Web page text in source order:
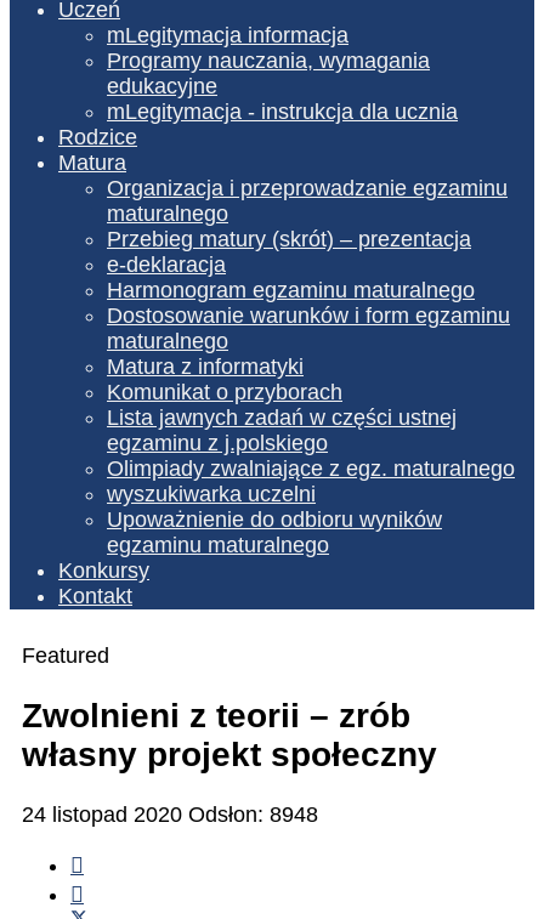
Uczeń
mLegitymacja informacja
Programy nauczania, wymagania
edukacyjne
mLegitymacja - instrukcja dla ucznia
Rodzice
Matura
Organizacja i przeprowadzanie egzaminu
maturalnego
Przebieg matury (skrót) – prezentacja
e-deklaracja
Harmonogram egzaminu maturalnego
Dostosowanie warunków i form egzaminu
maturalnego
Matura z informatyki
Komunikat o przyborach
Lista jawnych zadań w części ustnej
egzaminu z j.polskiego
Olimpiady zwalniające z egz. maturalnego
wyszukiwarka uczelni
Upoważnienie do odbioru wyników
egzaminu maturalnego
Konkursy
Kontakt
Featured
Zwolnieni z teorii – zrób
własny projekt społeczny
24 listopad 2020 Odsłon: 8948